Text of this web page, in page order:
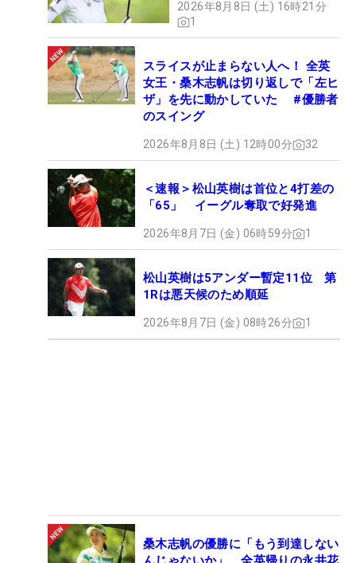
2026年8月8日 (土) 16時21分
1
スライスが止まらない人へ！ 全英
女王・桑木志帆は切り返しで「左ヒ
ザ」を先に動かしていた #優勝者
のスイング
2026年8月8日 (土) 12時00分 32
＜速報＞松山英樹は首位と4打差の
「65」 イーグル奪取で好発進
2026年8月7日 (金) 06時59分 1
松山英樹は5アンダー暫定11位 第
1Rは悪天候のため順延
2026年8月7日 (金) 08時26分 1
桑木志帆の優勝に「もう到達しない